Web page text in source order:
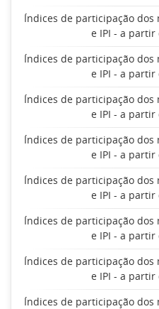
Índices de participação dos
e IPI - a partir
Índices de participação dos
e IPI - a partir
Índices de participação dos
e IPI - a partir
Índices de participação dos
e IPI - a partir
Índices de participação dos
e IPI - a partir
Índices de participação dos
e IPI - a partir
Índices de participação dos
e IPI - a partir
Índices de participação dos